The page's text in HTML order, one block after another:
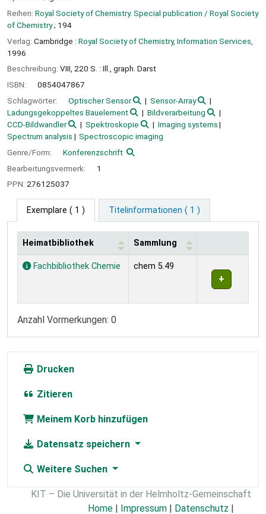
Reihen: Royal Society of Chemistry. Special publication / Royal Society
of Chemistry; 194
Verlag: Cambridge : Royal Society of Chemistry, Information Services,
1996
Beschreibung: VIII, 220 S. : Ill., graph. Darst
ISBN:
0854047867
Schlagwörter:
Optischer Sensor
Sensor-Array
Ladungsgekoppeltes Bauelement
Bildverarbeitung
CCD-Bildwandler
Spektroskopie
Imaging systems
Spectrum analysis
Spectroscopic imaging
Genre/Form:
Konferenzschrift
Bearbeitungsvermerk:
1
PPN: 276125037
Exemplare ( 1 ) Titelinformationen ( 1 )
Exemplare
Heimatbibliothek Sammlung
Fachbibliothek Chemie chem 5.49
Anzahl Vormerkungen: 0
Drucken
Zitieren
Meinem Korb hinzufügen
Datensatz speichern
Weitere Suchen
KIT – Die Universität in der Helmholtz-Gemeinschaft
Home | Impressum | Datenschutz |